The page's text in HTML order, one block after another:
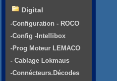
Digital
-Configuration - ROCO
-Config -Intellibox
-Prog Moteur LEMACO
- Cablage Lokmaus
-Connécteurs.Décodes